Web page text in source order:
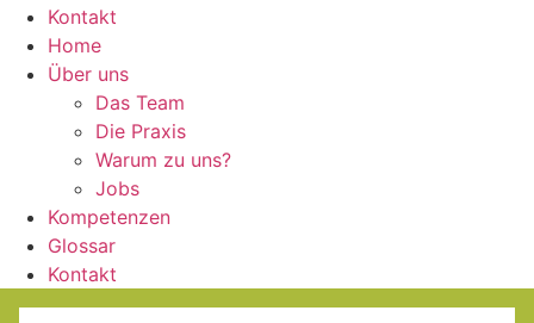
Kontakt
Home
Über uns
Das Team
Die Praxis
Warum zu uns?
Jobs
Kompetenzen
Glossar
Kontakt